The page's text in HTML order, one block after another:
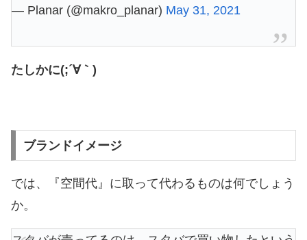
— Planar (@makro_planar) May 31, 2021
たしかに(;´∀｀)
ブランドイメージ
では、『空間代』に取って代わるものは何でしょう
か。